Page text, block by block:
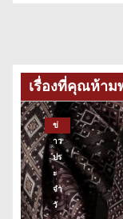
เรื่องที่คุณห้าม
ข่
าว
ปร
ะ
จำ
วั